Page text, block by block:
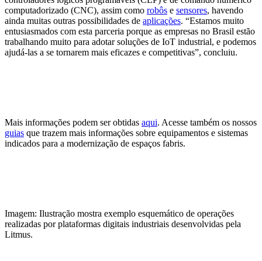
computadorizado (CNC), assim como robôs e sensores, havendo
ainda muitas outras possibilidades de aplicações. “Estamos muito
entusiasmados com esta parceria porque as empresas no Brasil estão
trabalhando muito para adotar soluções de IoT industrial, e podemos
ajudá-las a se tornarem mais eficazes e competitivas”, concluiu.
Mais informações podem ser obtidas aqui. Acesse também os nossos
guias que trazem mais informações sobre equipamentos e sistemas
indicados para a modernização de espaços fabris.
Imagem: Ilustração mostra exemplo esquemático de operações
realizadas por plataformas digitais industriais desenvolvidas pela
Litmus.